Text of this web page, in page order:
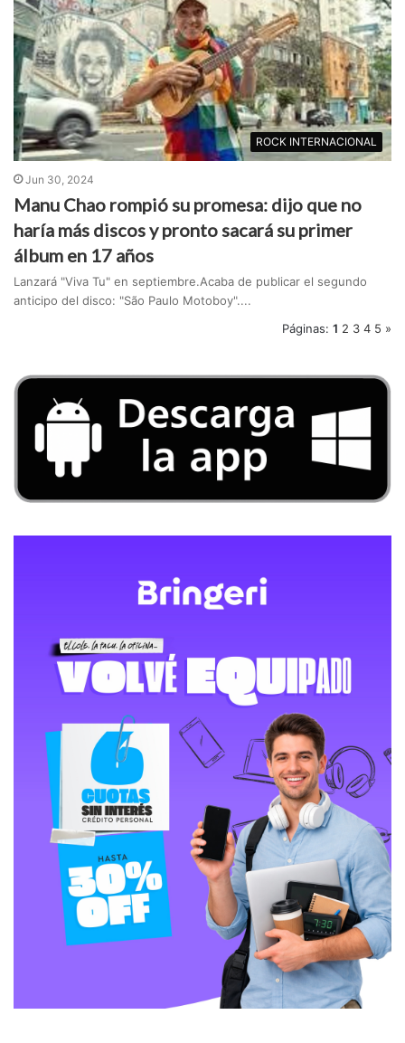
ROCK INTERNACIONAL
Jun 30, 2024
Manu Chao rompió su promesa: dijo que no
haría más discos y pronto sacará su primer
álbum en 17 años
Lanzará "Viva Tu" en septiembre.Acaba de publicar el segundo
anticipo del disco: "São Paulo Motoboy"....
Páginas: 1 2 3 4 5 »